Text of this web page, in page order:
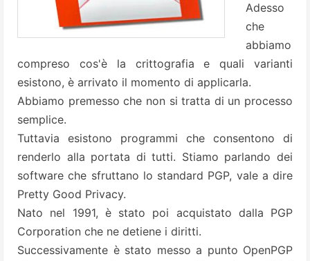
Adesso
che
abbiamo
compreso cos'è la crittografia e quali varianti
esistono, è arrivato il momento di applicarla.
Abbiamo premesso che non si tratta di un processo
semplice.
Tuttavia esistono programmi che consentono di
renderlo alla portata di tutti. Stiamo parlando dei
software che sfruttano lo standard PGP, vale a dire
Pretty Good Privacy.
Nato nel 1991, è stato poi acquistato dalla PGP
Corporation che ne detiene i diritti.
Successivamente è stato messo a punto OpenPGP